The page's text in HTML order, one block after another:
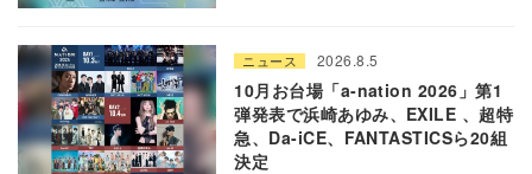
ニュース 2026.8.5
10月お台場「a-nation 2026」第1
弾発表で浜崎あゆみ、EXILE 、超特
急、Da-iCE、FANTASTICSら20組
決定